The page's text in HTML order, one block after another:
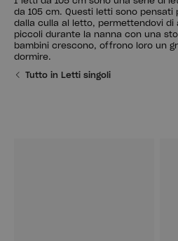
da 105 cm. Questi letti sono pensati
dalla culla al letto, permettendovi di
piccoli durante la nanna con una
bambini crescono, offrono loro un
dormire.
Tutto in Letti singoli